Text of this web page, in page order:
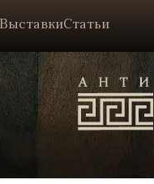
ВыставкиСтатьи